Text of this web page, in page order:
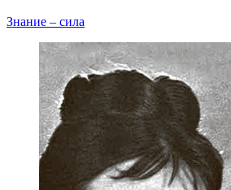
Знание – сила